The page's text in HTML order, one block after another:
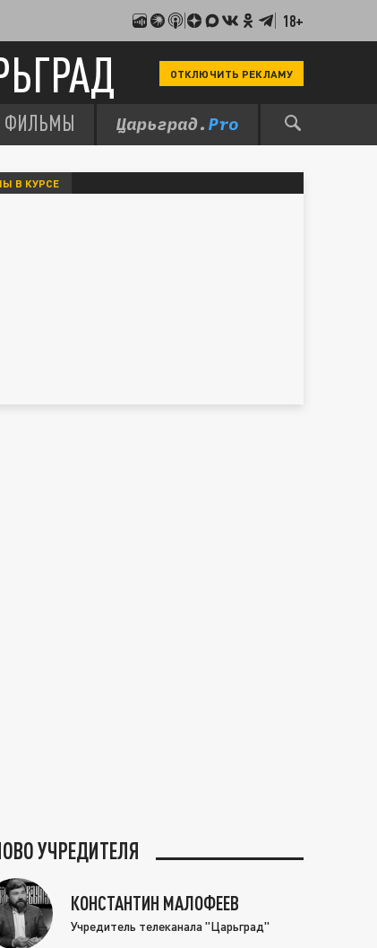
18+
ОТКЛЮЧИТЬ РЕКЛАМУ
ФИЛЬМЫ
В КУРСЕ
УЧРЕДИТЕЛЯ
КОНСТАНТИН МАЛОФЕЕВ
Учредитель телеканала "Царьград"